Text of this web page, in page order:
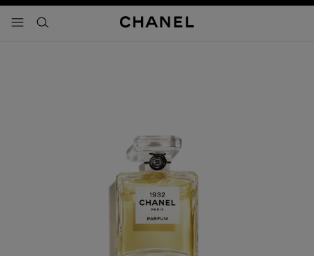
- navegación principal
buscar